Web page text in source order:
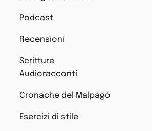
Podcast
Recensioni
Scritture
Audioracconti
Cronache del Malpagò
Esercizi di stile